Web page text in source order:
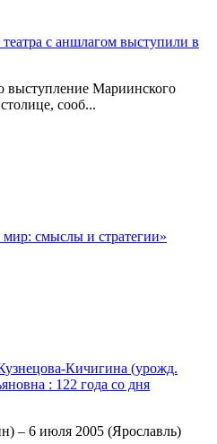
с аншлагом выступили в
Мариинского
сооб...
смыслы и стратегии»
Кичигина (урожд.
: 122 года со дня
– 6 июля 2005 (Ярославль)